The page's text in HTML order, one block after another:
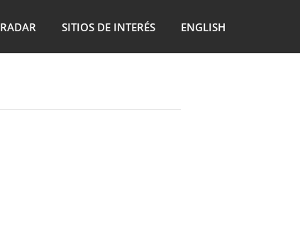
RADAR SITIOS DE INTERÉS ENGLISH